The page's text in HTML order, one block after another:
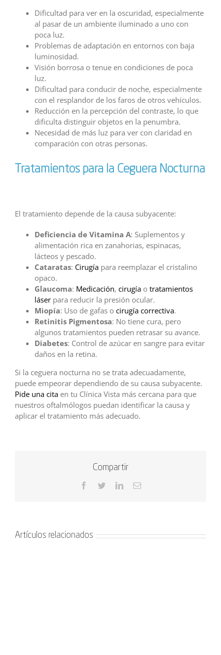
Dificultad para ver en la oscuridad, especialmente
al pasar de un ambiente iluminado a uno con
poca luz.
Problemas de adaptación en entornos con baja
luminosidad.
Visión borrosa o tenue en condiciones de poca
luz.
Dificultad para conducir de noche, especialmente
con el resplandor de los faros de otros vehículos.
Reducción en la percepción del contraste, lo que
dificulta distinguir objetos en la penumbra.
Necesidad de más luz para ver con claridad en
comparación con otras personas.
Tratamientos para la Ceguera Nocturna
El tratamiento depende de la causa subyacente:
Deficiencia de Vitamina A: Suplementos y
alimentación rica en zanahorias, espinacas,
lácteos y pescado.
Cataratas: Cirugía para reemplazar el cristalino
opaco.
Glaucoma: Medicación, cirugía o tratamientos
láser para reducir la presión ocular.
Miopía: Uso de gafas o cirugía correctiva.
Retinitis Pigmentosa: No tiene cura, pero
algunos tratamientos pueden retrasar su avance.
Diabetes: Control de azúcar en sangre para evitar
daños en la retina.
Si la ceguera nocturna no se trata adecuadamente,
puede empeorar dependiendo de su causa subyacente.
Pide una cita en tu Clínica Vista más cercana para que
nuestros oftalmólogos puedan identificar la causa y
aplicar el tratamiento más adecuado.
Compartir
Facebook
TwitterLinkedInCorreo
Artículos relacionados